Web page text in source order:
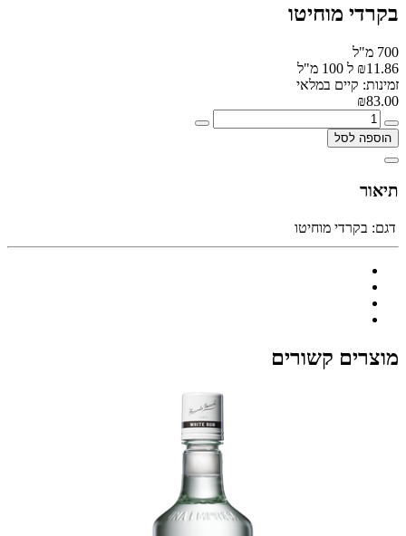
בקרדי מוחיטו
700 מ"ל
₪11.86 ל 100 מ"ל
זמינות: קיים במלאי
₪83.00
הוספה לסל
תיאור
דגם: בקרדי מוחיטו
מוצרים קשורים